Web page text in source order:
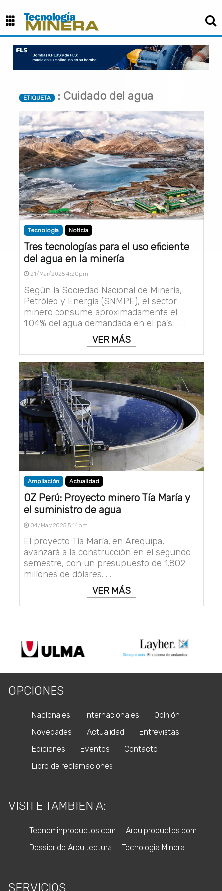
ETIQUETA : Cuidado del agua
Tecnología Noticia
Tres tecnologías para el uso eficiente
del agua en la minería
21/Mar/2025 4:20pm
Según la Sociedad Nacional de Minería,
Petróleo y Energía (SNMPE), el sector
minero consume aproximadamente el
1.04% del agua demandada en el país. . . .
VER MÁS
Ampliación Actualidad
OZ Perú: Proyecto minero Tía María y
el suministro de agua
04/Mar/2025 5:14pm
El proyecto Tía María, en Arequipa,
avanzará a la construcción en el segundo
semestre, con un presupuesto de 1,802
millones de dólares. . . .
VER MÁS
OPCIONES
Nacionales Internacionales
Opinión
Novedades
Actualidad
Entrevistas
Ediciones
Eventos
Contacto
Libro de reclamaciones
VISITE TAMBIEN A:
Tecnominproductos.com
Arquiproductos.com
Dossier de Arquitectura
Tecnologia Minera
SERVICIOS